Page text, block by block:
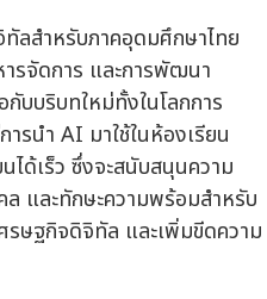
ทัลสำหรับภาคอุดมศึกษาไทย
ารจัดการ และการพัฒนา
บบริบทใหม่ทั้งในโลกการ
รนำ AI มาใช้ในห้องเรียน
ได้เร็ว ซึ่งจะสนับสนุนความ
และทักษะความพร้อมสำหรับ
ษฐกิจดิจิทัล และเพิ่มขีดความ